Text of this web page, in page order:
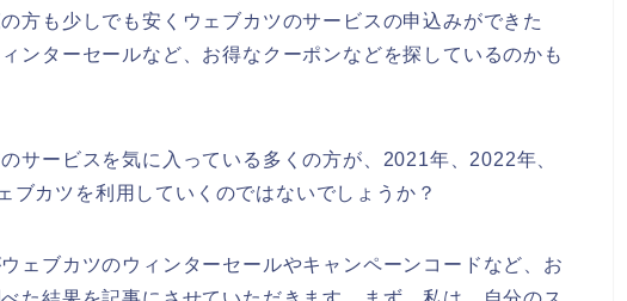
方も少しでも安くウェブカツのサービスの申込みができた
ンターセールなど、お得なクーポンなどを探しているのかも
サービスを気に入っている多くの方が、2021年、2022年、
ブカツを利用していくのではないでしょうか？
ェブカツのウィンターセールやキャンペーンコードなど、お